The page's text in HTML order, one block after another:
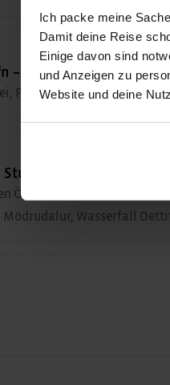
Ich packe meine
Damit deine Reise
Einige davon sind
und Anzeigen zu
Website und deine
– Ostisland
Panoramafahrt entlang
Studlagil-Canyon –
Öxi-Pass, Aussichtspunkt
Mödrudalur, Wasserfall